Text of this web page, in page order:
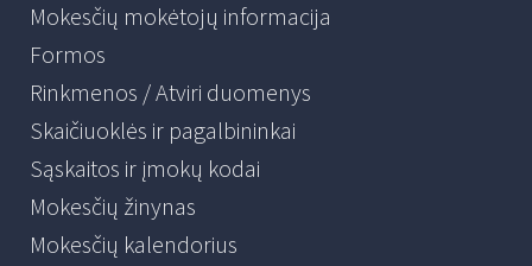
Mokesčių mokėtojų informacija
Formos
Rinkmenos / Atviri duomenys
Skaičiuoklės ir pagalbininkai
Sąskaitos ir įmokų kodai
Mokesčių žinynas
Mokesčių kalendorius